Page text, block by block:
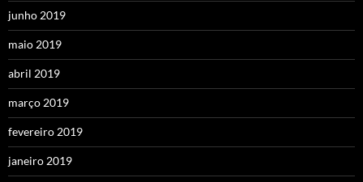
junho 2019
maio 2019
abril 2019
março 2019
fevereiro 2019
janeiro 2019